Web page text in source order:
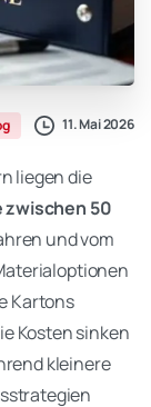
11. Mai 2026
liegen die
50
und vom
Kartons
Kosten sinken
kleinere